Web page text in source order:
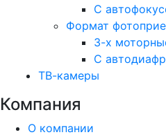
С
Формат
3-х
С
ТВ-камеры
Компания
О компании